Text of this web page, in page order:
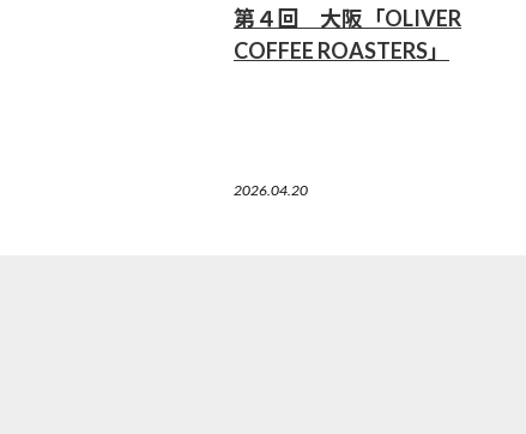
第４回 大阪「OLIVER
COFFEE ROASTERS」
2026.04.20